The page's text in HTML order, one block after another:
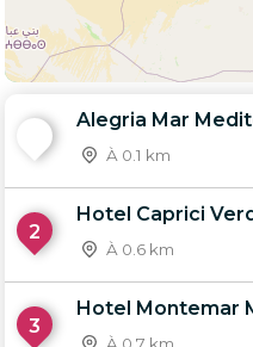
Alegria Mar
À 0.1 km
2
Hotel Caprici Verd
À 0.6 km
3
Hotel Montemar